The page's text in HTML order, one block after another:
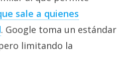
sale a quienes
. Google toma un estándar
limitando la